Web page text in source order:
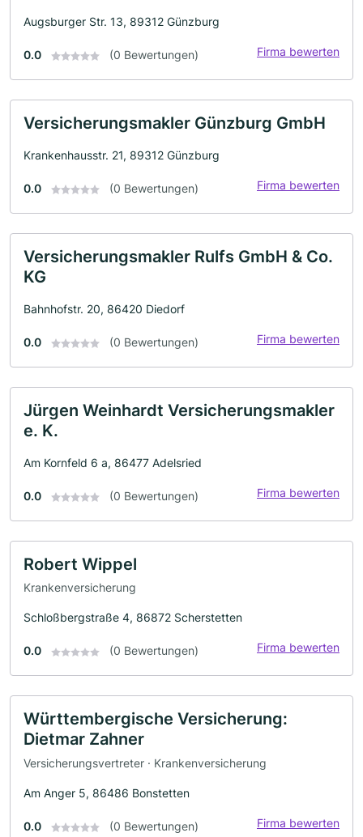
Augsburger Str. 13, 89312 Günzburg
0.0 (0 Bewertungen) Firma bewerten
Versicherungsmakler Günzburg GmbH
Krankenhausstr. 21, 89312 Günzburg
0.0 (0 Bewertungen) Firma bewerten
Versicherungsmakler Rulfs GmbH & Co.
KG
Bahnhofstr. 20, 86420 Diedorf
0.0 (0 Bewertungen) Firma bewerten
Jürgen Weinhardt Versicherungsmakler
e. K.
Am Kornfeld 6 a, 86477 Adelsried
0.0 (0 Bewertungen) Firma bewerten
Robert Wippel
Krankenversicherung
Schloßbergstraße 4, 86872 Scherstetten
0.0 (0 Bewertungen) Firma bewerten
Württembergische Versicherung:
Dietmar Zahner
Versicherungsvertreter · Krankenversicherung
Am Anger 5, 86486 Bonstetten
0.0 (0 Bewertungen) Firma bewerten